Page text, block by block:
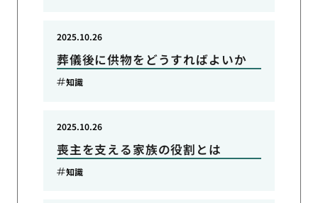
葬儀後に供物をどうすればよいか
2025.10.26
知識
喪主を支える家族の役割とは
2025.10.26
知識